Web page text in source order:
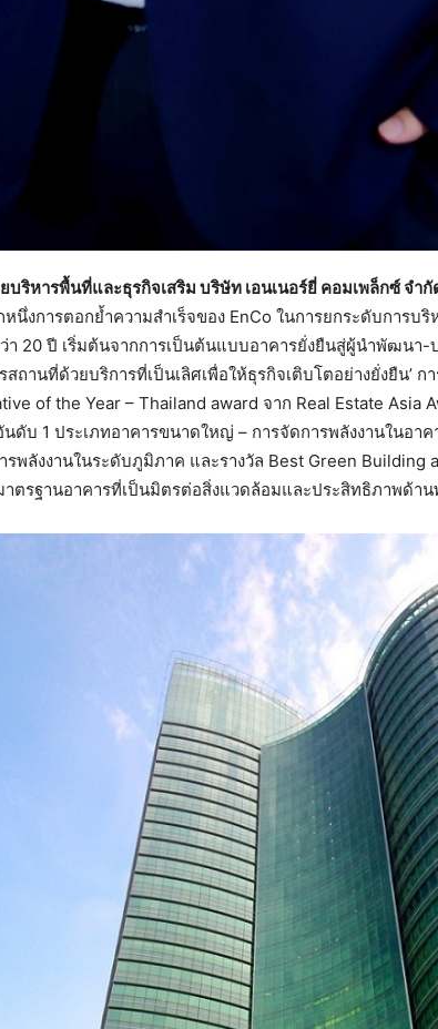
ริหารพื้นที่และธุรกิจเสริม บริษัท เอนเนอร์ยี่ คอมเพล็กซ์ จำกั
หนึ่งการตอกย้ำความสำเร็จของ EnCo ในการยกระดับการ
20 ปี เริ่มต้นจากการเป็นต้นแบบอาคารยั่งยืนสู่ผู้นำพัฒนา
ถานที่ด้วยบริการที่เป็นเลิศเพื่อให้ธุรกิจเติบโตอย่างยั่งยืน’
of the Year – Thailand award จาก Real Estate Asia
นดับ 1 ประเภทอาคารขนาดใหญ่ – การจัดการพลังงานในอา
รพลังงานในระดับภูมิภาค และรางวัล Best Green
ตรฐานอาคารที่เป็นมิตรต่อสิ่งแวดล้อมและประสิทธิภาพด้าน